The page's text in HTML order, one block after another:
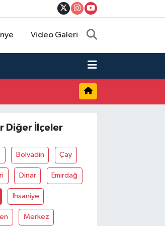
Video Galeri
Diğer İlçeler
Bolvadin Çay
Dinar Emirdağ
İhsaniye
Merkez